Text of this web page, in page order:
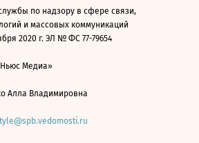
по надзору в сфере связи,
и массовых коммуникаций
2020 г. ЭЛ № ФС 77-79654
Ньюс Медиа»
Алла Владимировна